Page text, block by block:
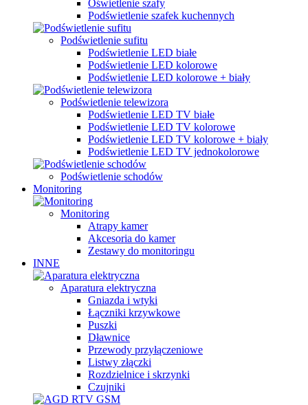
Oświetlenie szafy
Podświetlenie szafek kuchennych
Podświetlenie sufitu
Podświetlenie LED białe
Podświetlenie LED kolorowe
Podświetlenie LED kolorowe + biały
Podświetlenie telewizora
Podświetlenie LED TV białe
Podświetlenie LED TV kolorowe
Podświetlenie LED TV kolorowe + biały
Podświetlenie LED TV jednokolorowe
Podświetlenie schodów
Monitoring
Monitoring
Atrapy kamer
Akcesoria do kamer
Zestawy do monitoringu
INNE
Aparatura elektryczna
Gniazda i wtyki
Łączniki krzywkowe
Puszki
Dławnice
Przewody przyłączeniowe
Listwy złączki
Rozdzielnice i skrzynki
Czujniki